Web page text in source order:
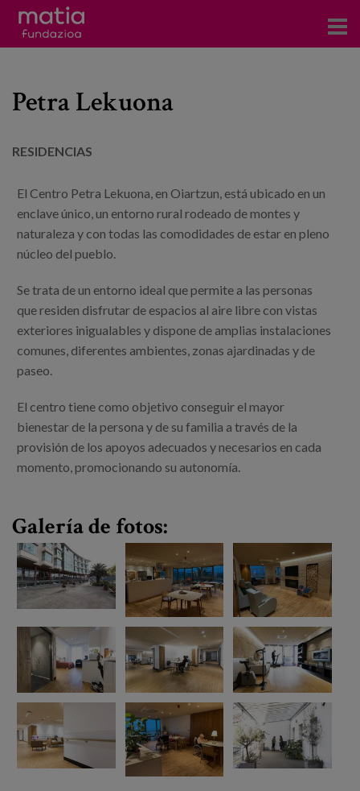
Servicios
Noticias
Blog
Prensa
Trabaja con nosotros
es
eu
Petra Lekuona
RESIDENCIAS
El Centro Petra Lekuona, en Oiartzun, está ubicado en un
enclave único, un entorno rural rodeado de montes y
naturaleza y con todas las comodidades de estar en pleno
núcleo del pueblo.
Se trata de un entorno ideal que permite a las personas
que residen disfrutar de espacios al aire libre con vistas
exteriores inigualables y dispone de amplias instalaciones
comunes, diferentes ambientes, zonas ajardinadas y de
paseo.
El centro tiene como objetivo conseguir el mayor
bienestar de la persona y de su familia a través de la
provisión de los apoyos adecuados y necesarios en cada
momento, promocionando su autonomía.
Galería de fotos: